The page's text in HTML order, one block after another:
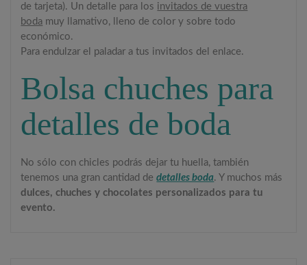
de tarjeta). Un detalle para los invitados de vuestra
boda muy llamativo, lleno de color y sobre todo
económico.
Para endulzar el paladar a tus invitados del enlace.
Bolsa chuches para
detalles de boda
No sólo con chicles podrás dejar tu huella, también
tenemos una gran cantidad dedetalles boda. Y muchos más
dulces, chuches y chocolates personalizados para tu
evento.